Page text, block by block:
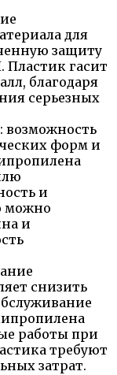
для
защиту
Пластик гасит
благодаря
серьезных
форм и
и
можно
и
снизить
работы при
требуют
затрат.